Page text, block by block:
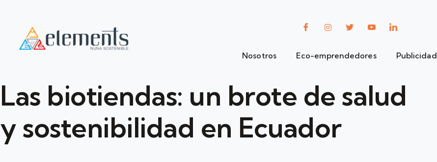
Nosotros Eco-emprendedores Publicidad
Las biotiendas: un brote de salud
y sostenibilidad en Ecuador